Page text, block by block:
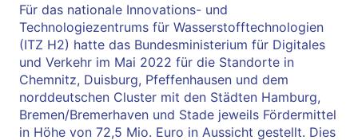
Für das nationale Innovations- und
Technologiezentrums für Wasserstofftechnologien
(ITZ H2) hatte das Bundesministerium für Digitales
und Verkehr im Mai 2022 für die Standorte in
Chemnitz, Duisburg, Pfeffenhausen und dem
norddeutschen Cluster mit den Städten Hamburg,
Bremen/Bremerhaven und Stade jeweils Fördermittel
in Höhe von 72,5 Mio. Euro in Aussicht gestellt. Dies